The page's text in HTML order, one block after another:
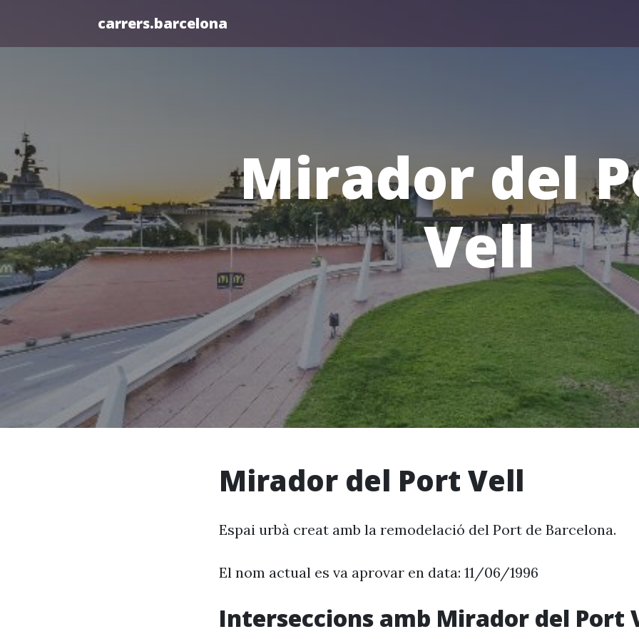
carrers.barcelona
Mirador del
Vell
Mirador del Port Vell
Espai urbà creat amb la remodelació del Port de Barcelona.
El nom actual es va aprovar en data: 11/06/1996
Interseccions amb Mirador del Port